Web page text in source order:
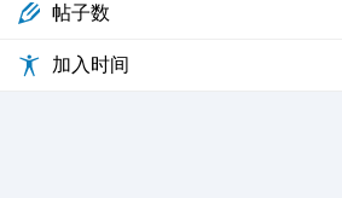
帖子数
加入时间